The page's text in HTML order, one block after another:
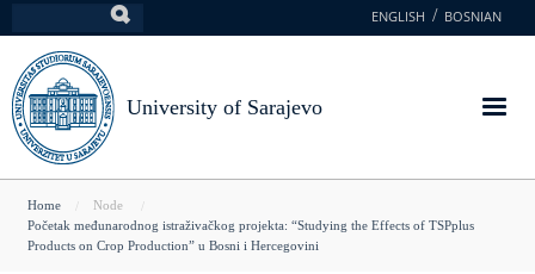
to
main
content
ENGLISH BOSNIAN
University of Sarajevo
You
are
Home
Node
Početak međunarodnog istraživačkog projekta: “Studying the Effects of TSPplus
Products on Crop Production” u Bosni i Hercegovini